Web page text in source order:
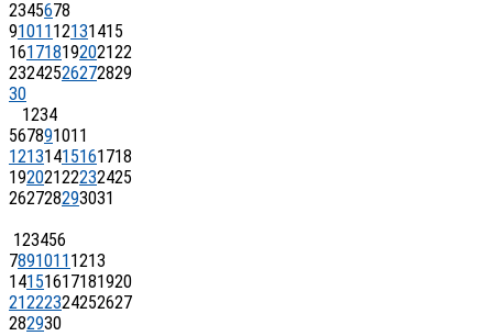
2345678
91011 12131415
16171819202122
23242526272829
30
1234
567891011
12131415161718
19202122232425
262728293031
123456
7891011 1213
14151617181920
21222324252627
282930